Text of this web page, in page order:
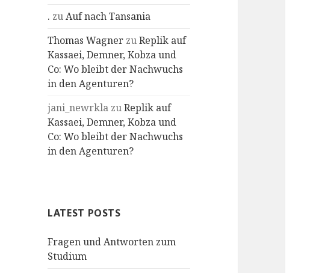
. zuAuf nach Tansania
Thomas Wagner zuReplik auf
Kassaei, Demner, Kobza und
Co: Wo bleibt der Nachwuchs
in den Agenturen?
jani_newrkla zuReplik auf
Kassaei, Demner, Kobza und
Co: Wo bleibt der Nachwuchs
in den Agenturen?
LATEST POSTS
Fragen und Antworten zum
Studium